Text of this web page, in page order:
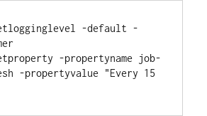
-default -
-propertyname job-
-propertyvalue "Every 15